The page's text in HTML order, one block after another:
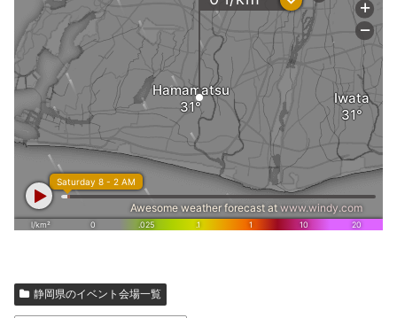
静岡県のイベント会場一覧